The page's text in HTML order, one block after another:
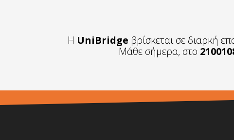
Η UniBridge βρίσκεται σε διαρκή
Μάθε σήμερα, στο